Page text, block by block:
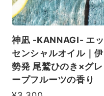
神凪 -KANNAGI- エッ
センシャルオイル｜伊
勢発 尾鷲ひのき×グレ
ープフルーツの香り